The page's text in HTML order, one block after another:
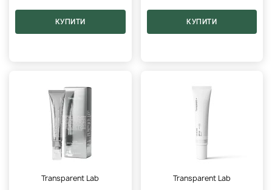
КУПИТИ КУПИТИ
Transparent Lab Transparent Lab